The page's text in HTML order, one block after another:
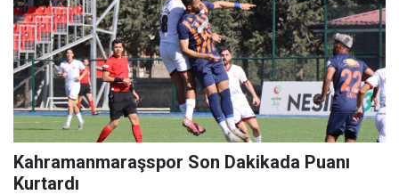
Kahramanmaraşspor Son Dakikada Puanı
Kurtardı